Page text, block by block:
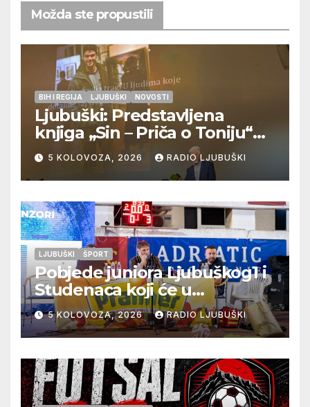
Možda ste propustili
BIH I REGIJA LJUBUŠKI NOVOSTI
Ljubuški: Predstavljena
knjiga „Sin – Priča o Toniju“
dr. sc. Zdenka Hercega
5 KOLOVOZA, 2026 RADIO LJUBUŠKI
LJUBUŠKI ŠPORT
Pobjede juniora Ljubuškog1 i
Studenaca koji će u
međusobnom susretu
odlučiti o prvom mjestu u
skupini “A”, seniori Teskere
upisali treću pobjedu,
Radišići “otpali”, a Humac se
pobjedom protiv Crvenog
5 KOLOVOZA, 2026 RADIO LJUBUŠKI